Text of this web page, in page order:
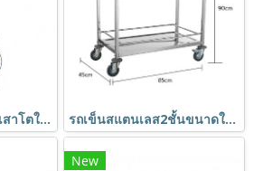
ชั้นวางของพร้อมล้อ (เสาโตใหญ่1นิ้ว) ชั้นอเนกประสงค์ชุบโครเมี่ยม ชั้นวาง4ชั้น ถอดประกอบได้ Shelf ตรา Happy Move รถเข็นสแตนเลส2ชั้นขนาดใหญ่ 850x450x900 มม.มีที่กั้นกันของหล่น BX-M145M HORECAT
New